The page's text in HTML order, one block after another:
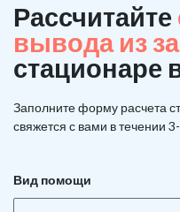
Рассчитайте
вывода из
стационаре
Заполните форму расчета
свяжется с вами в течении
Вид помощи